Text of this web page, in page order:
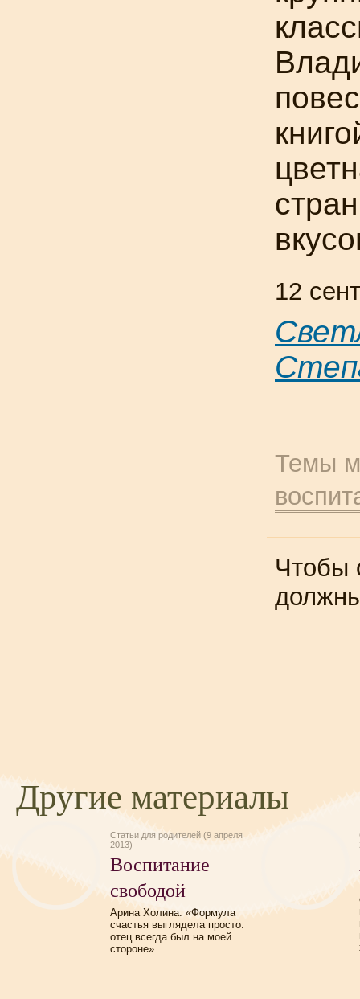
12
Темы
Чтобы
Другие материалы
Статьи для родителей (9 апреля
2013)
Воспитание
свободой
Арина Холина: «Формула
счастья выглядела просто:
отец всегда был на моей
стороне».